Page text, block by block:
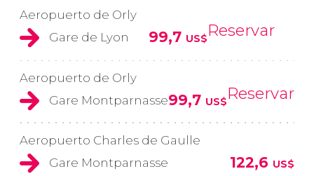
Aeropuerto de Orly
Gare de Lyon
99,7 US$Reservar
Aeropuerto de Orly
Gare Montparnasse99,7 US$Reservar
Aeropuerto Charles de Gaulle
Gare Montparnasse
122,6 US$